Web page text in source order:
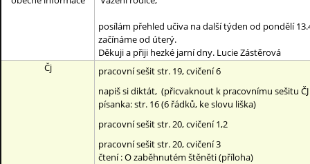
posílám přehled učiva na další týden od pondělí
začínáme od úterý.
Děkuji a přiji hezké jarní dny. Lucie Zástěrová
Čj
pracovní sešit str. 19, cvičení 6
napiš si diktát, (přicvaknout k pracovnímu sešitu
písanka: str. 16 (6 řádků, ke slovu liška)
pracovní sešit str. 20, cvičení 1,2
pracovní sešit str. 20, cvičení 3
čtení : O zaběhnutém štěněti (příloha)